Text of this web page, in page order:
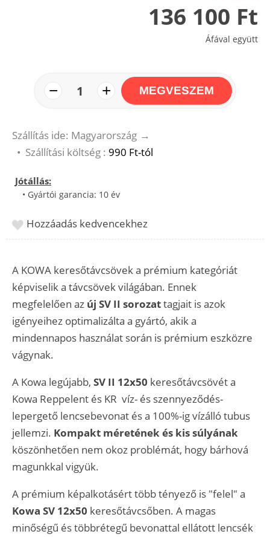
136 100 Ft
Áfával együtt
− 1 + MEGVESZEM
Szállítás ide: Magyarország →
• Szállítási költség : 990 Ft-tól
Jótállás:
• Gyártói garancia: 10 év
Hozzáadás kedvencekhez
A KOWA keresőtávcsövek a prémium kategóriát
képviselik a távcsövek világában. Ennek
megfelelően az új SV II sorozattagjait is azok
igényeihez optimalizálta a gyártó, akik a
mindennapos használat során is prémium eszközre
vágynak.
A Kowa legújabb, SV II 12x50 keresőtávcsövét a
Kowa Reppelent és KR víz- és szennyeződés-
lepergető lencsebevonat és a 100%-ig vízálló tubus
jellemzi. Kompakt méretének és kis súlyának
köszönhetően nem okoz problémát, hogy bárhová
magunkkal vigyük.
A prémium képalkotásért több tényező is "felel" a
Kowa SV 12x50 keresőtávcsőben. A magas
minőségű és többrétegű bevonattal ellátott lencsék